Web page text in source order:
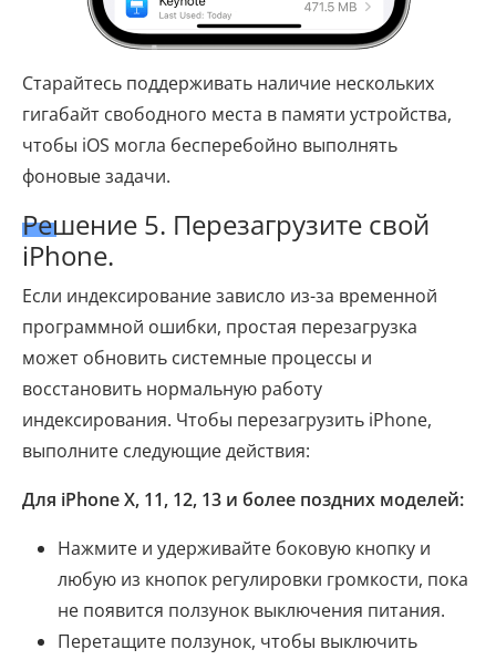
Старайтесь поддерживать наличие нескольких
гигабайт свободного места в памяти устройства,
чтобы iOS могла бесперебойно выполнять
фоновые задачи.
Решение 5. Перезагрузите свой
iPhone.
Если индексирование зависло из-за временной
программной ошибки, простая перезагрузка
может обновить системные процессы и
восстановить нормальную работу
индексирования. Чтобы перезагрузить iPhone,
выполните следующие действия:
Для iPhone X, 11, 12, 13 и более поздних моделей:
Нажмите и удерживайте боковую кнопку и
любую из кнопок регулировки громкости, пока
не появится ползунок выключения питания.
Перетащите ползунок, чтобы выключить